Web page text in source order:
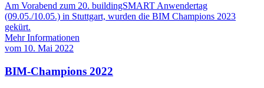
Am Vorabend zum 20. buildingSMART Anwendertag
(09.05./10.05.) in Stuttgart, wurden die BIM Champions 2023
gekürt.
Mehr Informationen
vom 10. Mai 2022
BIM-Champions 2022